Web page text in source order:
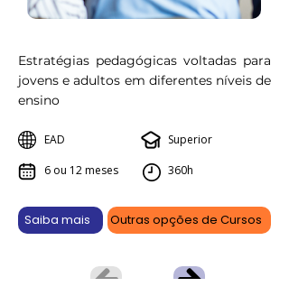
Estratégias pedagógicas voltadas para
jovens e adultos em diferentes níveis de
ensino
EAD
6 ou 12 meses
Superior
360h
Saiba mais Outras opções de Cursos